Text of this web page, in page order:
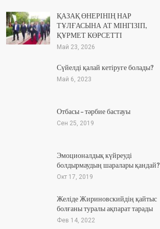
ҚАЗАҚ ӨНЕРІНІҢ НАР
ТҰЛҒАСЫНА АТ МІНГІЗІП,
ҚҰРМЕТ КӨРСЕТТІ
Май 23, 2026
Сүйелді қалай кетіруге болады?
Май 6, 2023
Отбасы – тәрбие бастауы
Сен 25, 2019
Эмоционалдық күйреуді
болдырмаудың шаралары қандай?
Окт 17, 2019
Желіде Жириновскийдің қайтыс
болғаны туралы ақпарат тарады
Фев 14, 2022